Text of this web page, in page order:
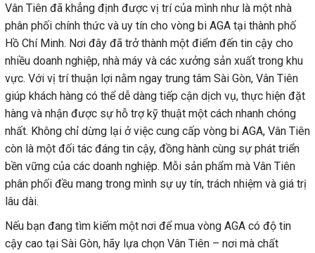
Vân Tiên đã khẳng định được vị trí của mình như là một nhà
phân phối chính thức và uy tín cho vòng bi AGA tại thành phố
Hồ Chí Minh. Nơi đây đã trở thành một điểm đến tin cậy cho
nhiều doanh nghiệp, nhà máy và các xưởng sản xuất trong khu
vực. Với vị trí thuận lợi nằm ngay trung tâm Sài Gòn, Vân Tiên
giúp khách hàng có thể dễ dàng tiếp cận dịch vụ, thực hiện đặt
hàng và nhận được sự hỗ trợ kỹ thuật một cách nhanh chóng
nhất. Không chỉ dừng lại ở việc cung cấp vòng bi AGA, Vân Tiên
còn là một đối tác đáng tin cậy, đồng hành cùng sự phát triển
bền vững của các doanh nghiệp. Mỗi sản phẩm mà Vân Tiên
phân phối đều mang trong mình sự uy tín, trách nhiệm và giá trị
lâu dài.
Nếu bạn đang tìm kiếm một nơi để mua vòng AGA có độ tin
cậy cao tại Sài Gòn, hãy lựa chọn Vân Tiên – nơi mà chất